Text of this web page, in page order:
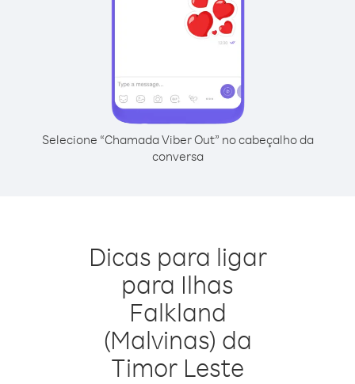
Selecione “Chamada Viber Out” no cabeçalho da
conversa
Dicas para ligar
para Ilhas
Falkland
(Malvinas) da
Timor Leste